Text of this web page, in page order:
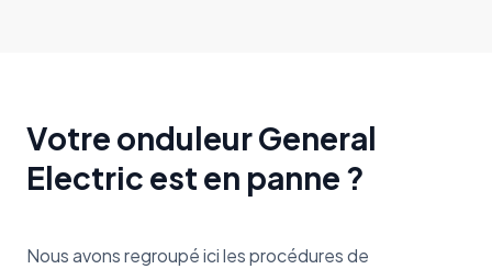
Votre onduleur General
Electric est en panne ?
Nous avons regroupé ici les procédures de